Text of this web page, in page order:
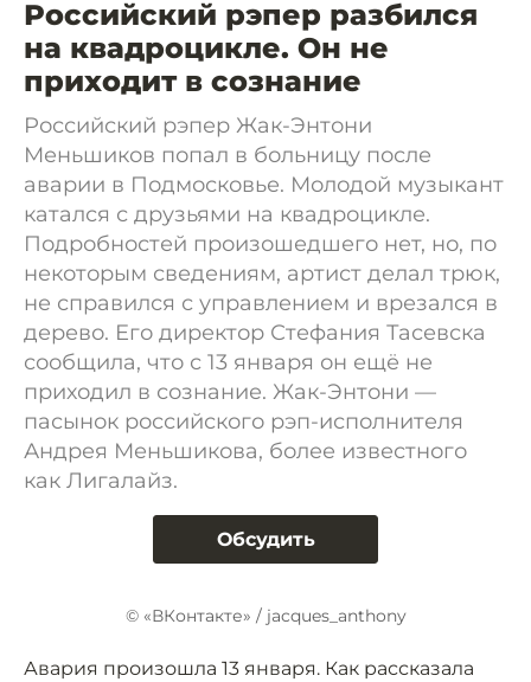
Российский рэпер разбился
на квадроцикле. Он не
приходит в сознание
Российский рэпер Жак-Энтони
Меньшиков попал в больницу после
аварии в Подмосковье. Молодой музыкант
катался с друзьями на квадроцикле.
Подробностей произошедшего нет, но, по
некоторым сведениям, артист делал трюк,
не справился с управлением и врезался в
дерево. Его директор Стефания Тасевска
сообщила, что с 13 января он ещё не
приходил в сознание. Жак-Энтони —
пасынок российского рэп-исполнителя
Андрея Меньшикова, более известного
как Лигалайз.
Обсудить
© «ВКонтакте» / jacques_anthony
Авария произошла 13 января. Как рассказала